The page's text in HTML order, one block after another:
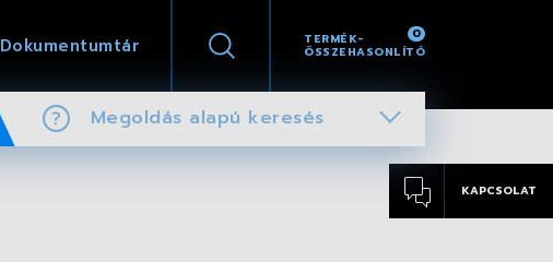
TERMÉK-
ÖSSZEHASONLÍTÓ
0
Dokumentumtár
Megoldás alapú keresés
KAPCSOLAT